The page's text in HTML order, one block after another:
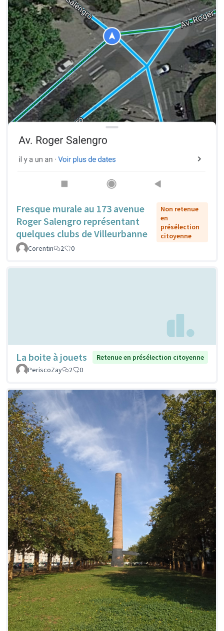
Fresque murale au 173 avenue
Roger Salengro représentant
quelques clubs de Villeurbanne
Non retenue
en
présélection
citoyenne
Corentin
2 0
La boite à jouets
Retenue en présélection citoyenne
PeriscoZay
2 0